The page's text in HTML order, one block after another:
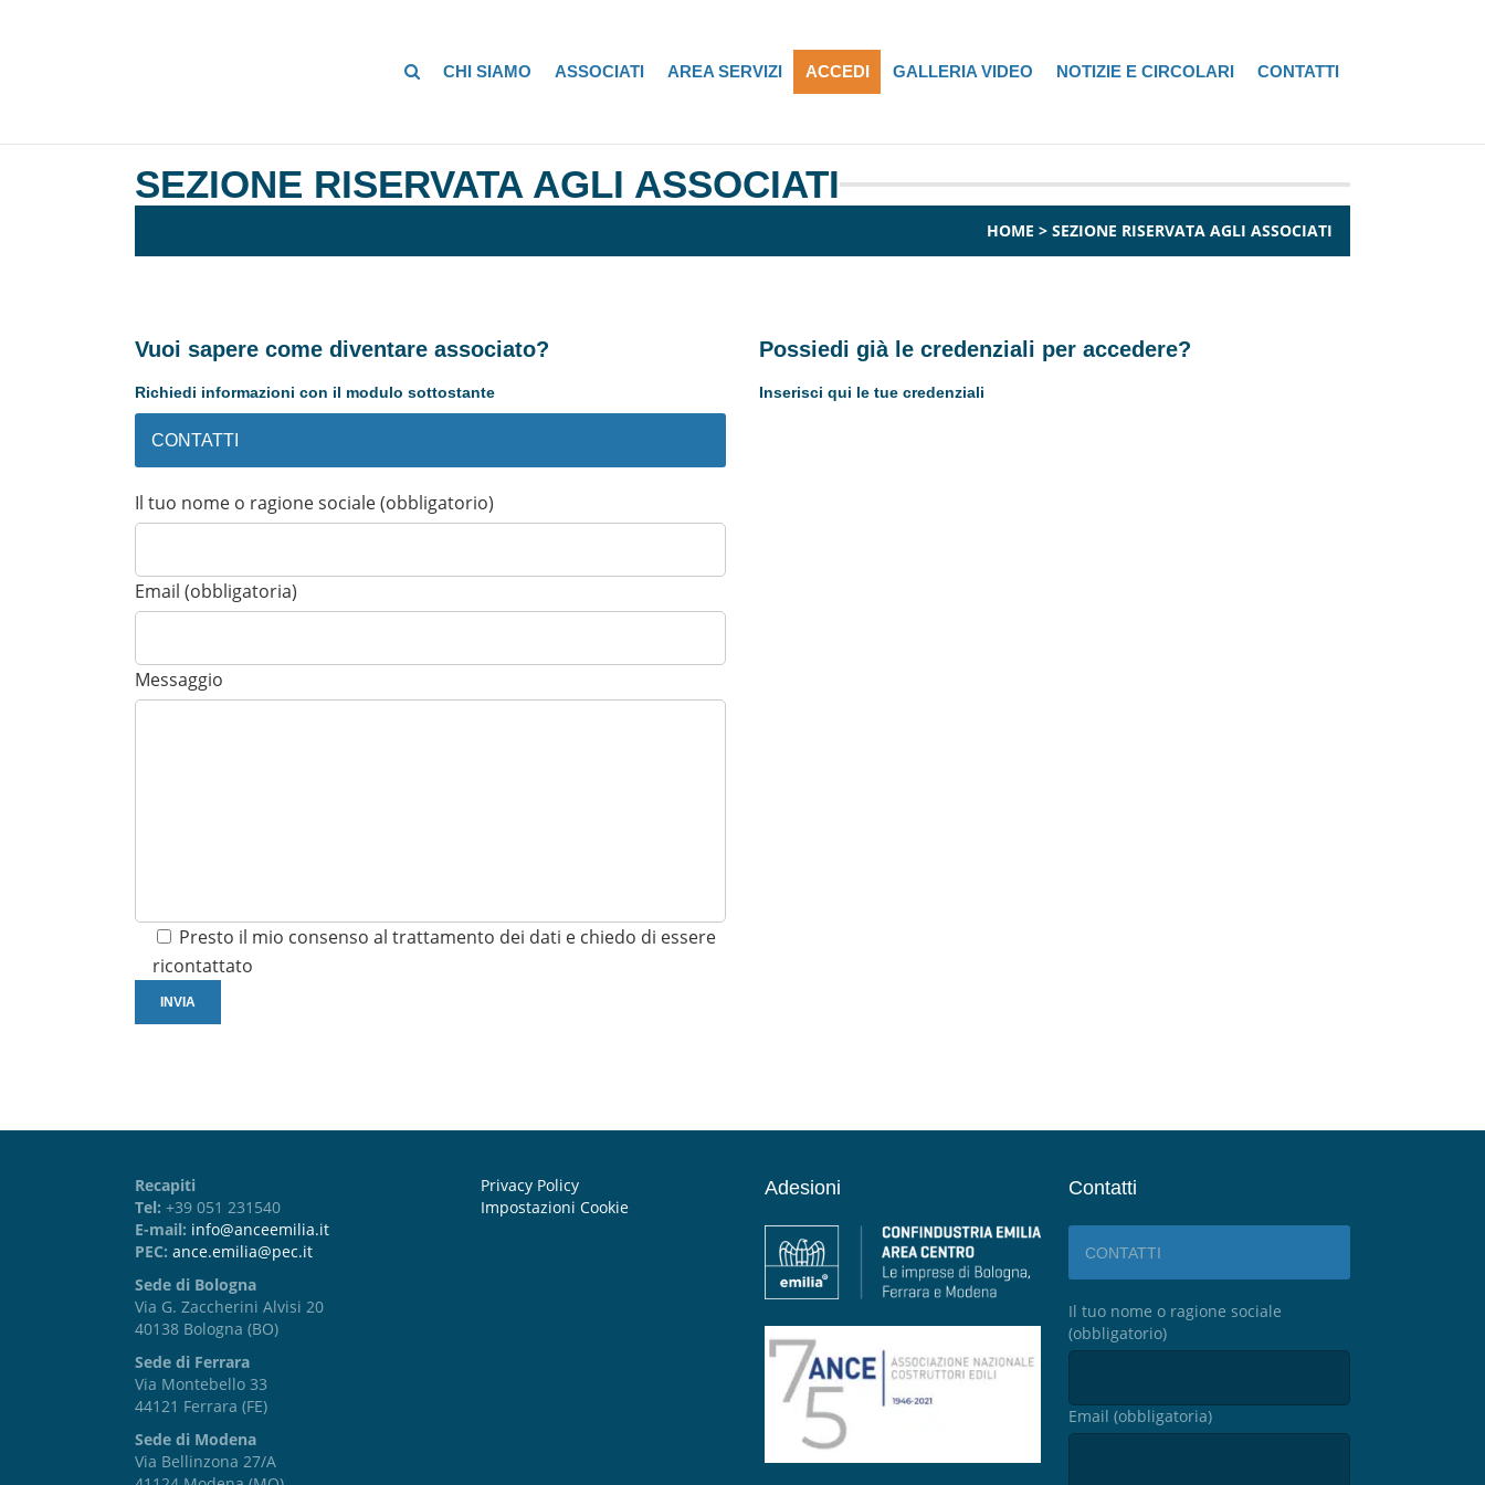
CHI SIAMO ASSOCIATI AREA SERVIZI ACCEDI GALLERIA VIDEO NOTIZIE E CIRCOLARI CONTATTI
SEZIONE RISERVATA AGLI ASSOCIATI
HOME > SEZIONE RISERVATA AGLI ASSOCIATI
Vuoi sapere come diventare associato?
Richiedi informazioni con il modulo sottostante
CONTATTI
Il tuo nome o ragione sociale (obbligatorio)
Email (obbligatoria)
Messaggio
Presto il mio consenso al trattamento dei dati e chiedo di essere
ricontattato
Possiedi già le credenziali per accedere?
Inserisci qui le tue credenziali
Recapiti
Tel: +39 051 231540
E-mail: info@anceemilia.it
PEC: ance.emilia@pec.it
Sede di Bologna
Via G. Zaccherini Alvisi 20
40138 Bologna (BO)
Sede di Ferrara
Via Montebello 33
44121 Ferrara (FE)
Sede di Modena
Via Bellinzona 27/A
Privacy Policy
Impostazioni Cookie
Adesioni Contatti
CONTATTI
Il tuo nome o ragione sociale
(obbligatorio)
Email (obbligatoria)